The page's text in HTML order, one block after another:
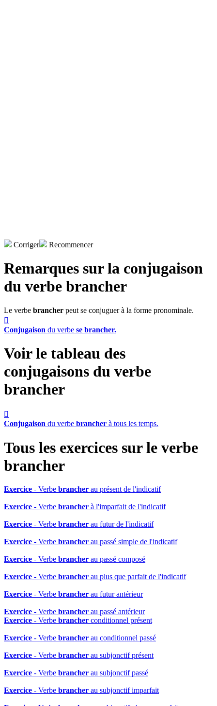
Corriger Recommencer
Remarques sur la conjugaison
du verbe brancher
Le verbe brancher peut se conjuguer à la forme pronominale.

Conjugaison du verbe se brancher.
Voir le tableau des
conjugaisons du verbe
brancher

Conjugaison du verbe brancher à tous les temps.
Tous les exercices sur le verbe
brancher
Exercice - Verbe brancher au présent de l'indicatif
Exercice - Verbe brancher à l'imparfait de l'indicatif
Exercice - Verbe brancher au futur de l'indicatif
Exercice - Verbe brancher au passé simple de l'indicatif
Exercice - Verbe brancher au passé composé
Exercice - Verbe brancher au plus que parfait de l'indicatif
Exercice - Verbe brancher au futur antérieur
Exercice - Verbe brancher au passé antérieur
Exercice - Verbe brancher conditionnel présent
Exercice - Verbe brancher au conditionnel passé
Exercice - Verbe brancher au subjonctif présent
Exercice - Verbe brancher au subjonctif passé
Exercice - Verbe brancher au subjonctif imparfait